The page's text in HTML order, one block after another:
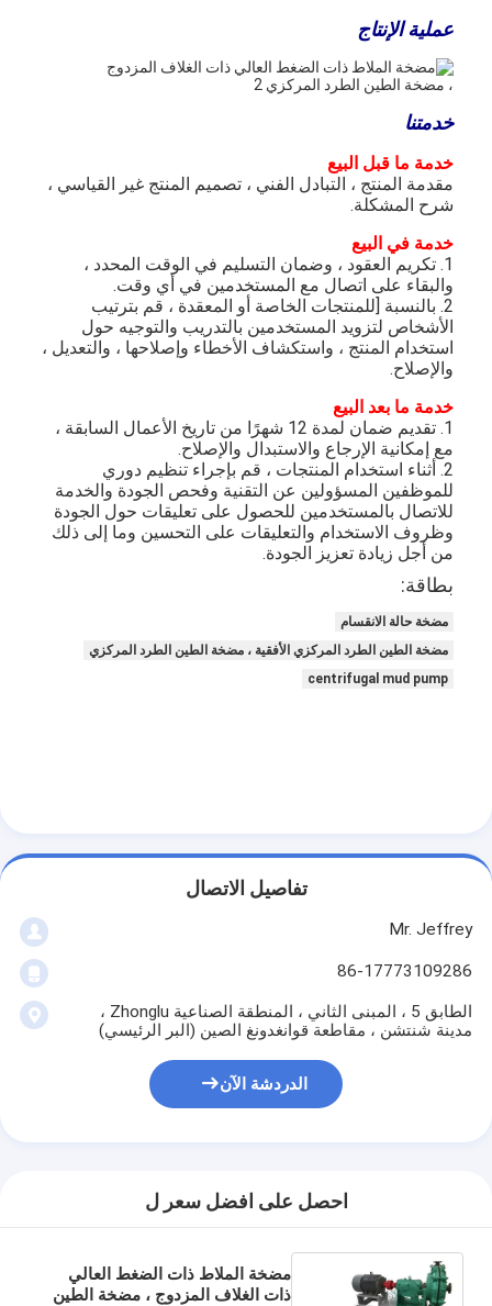
-IA
28-69
-IA
31-111
110.7
1480
9.7-66.9
12.2-45.1
40ZJ (G)
-IA
9.1-
عملية الإنتاج
خدمتنا
خدمة ما قبل البيع
مقدمة المنتج ، التبادل الفني ، تصميم المنتج غير القياسي ،
شرح المشكلة.
خدمة في البيع
1. تكريم العقود ، وضمان التسليم في الوقت المحدد ،
والبقاء على اتصال مع المستخدمين في أي وقت.
2. بالنسبة [للمنتجات الخاصة أو المعقدة ، قم بترتيب
الأشخاص لتزويد المستخدمين بالتدريب والتوجيه حول
استخدام المنتج ، واستكشاف الأخطاء وإصلاحها ، والتعديل ،
والإصلاح.
خدمة ما بعد البيع
1. تقديم ضمان لمدة 12 شهرًا من تاريخ الأعمال السابقة ،
مع إمكانية الإرجاع والاستبدال والإصلاح.
2. أثناء استخدام المنتجات ، قم بإجراء تنظيم دوري
للموظفين المسؤولين عن التقنية وفحص الجودة والخدمة
للاتصال بالمستخدمين للحصول على تعليقات حول الجودة
وظروف الاستخدام والتعليقات على التحسين وما إلى ذلك
من أجل زيادة تعزيز الجودة.
بطاقة:
مضخة حالة الانقسام
مضخة الطين الطرد المركزي الأفقية ، مضخة الطين الطرد المركزي
centrifugal mud pump
تفاصيل الاتصال
Mr. Jeffrey
86-17773109286
الطابق 5 ، المبنى الثاني ، المنطقة الصناعية Zhonglu ،
مدينة شنتشن ، مقاطعة قوانغدونغ الصين (البر الرئيسي)
الدردشة الآن
احصل على افضل سعر ل
مضخة الملاط ذات الضغط العالي
ذات الغلاف المزدوج ، مضخة الطين